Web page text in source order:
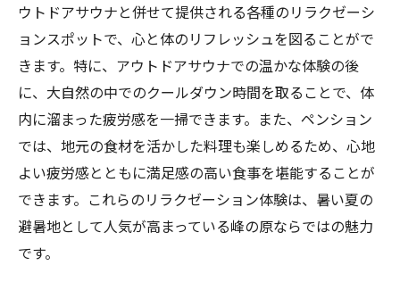
ウトドアサウナと併せて提供される各種のリラクゼーシ
ョンスポットで、心と体のリフレッシュを図ることがで
きます。特に、アウトドアサウナでの温かな体験の後
に、大自然の中でのクールダウン時間を取ることで、体
内に溜まった疲労感を一掃できます。また、ペンション
では、地元の食材を活かした料理も楽しめるため、心地
よい疲労感とともに満足感の高い食事を堪能することが
できます。これらのリラクゼーション体験は、暑い夏の
避暑地として人気が高まっている峰の原ならではの魅力
です。